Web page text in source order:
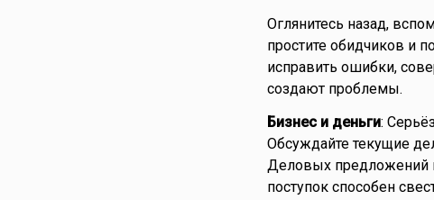
Оглянитесь назад,
простите обидчиков и
исправить ошибки,
создают проблемы.
Бизнес и деньги:
Обсуждайте текущие
Деловых предложений
поступок способен